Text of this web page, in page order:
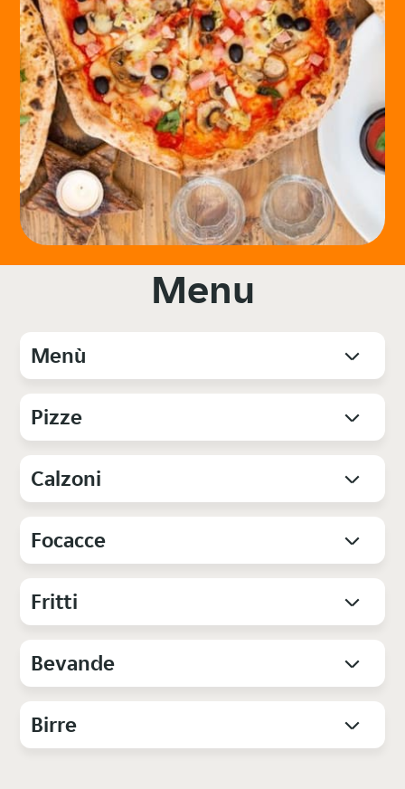
Menu
Menù
Pizze
Calzoni
Focacce
Fritti
Bevande
Birre